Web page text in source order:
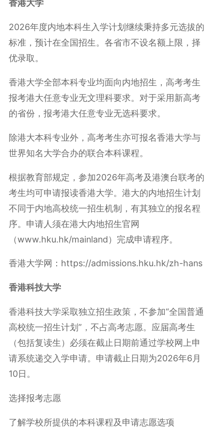
香港大学
2026年度内地本科生入学计划继续秉持多元选拔的
标准，预计在全国招生。各省市不设名额上限，择
优录取。
香港大学全部本科专业均面向内地招生，高考考生
报考港大任意专业无文理科要求。对于采用新高考
的省份，报考港大任意专业无选科要求。
除港大本科专业外，高考考生亦可报名香港大学与
世界知名大学合办的联合本科课程。
根据教育部规定，参加2026年高考及港澳台联考的
考生均可申请报读香港大学。港大的内地招生计划
不同于内地高校统一招生机制，有其独立的报名程
序。申请人须在港大内地招生官网
（www.hku.hk/mainland）完成申请程序。
香港大学网：https://admissions.hku.hk/zh-hans
香港科技大学
香港科技大学采取独立招生政策，不参加“全国普通
高校统一招生计划”，不占高考志愿。应届高考生
（包括复读生）必须在截止日期前通过学校网上申
请系统递交入学申请。申请截止日期为2026年6月
10日。
选择报考志愿
了解学校所提供的本科课程及申请志愿选项